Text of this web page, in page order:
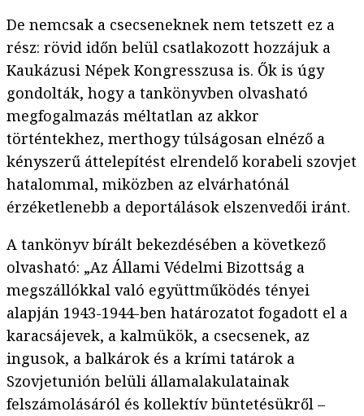
De nemcsak a csecseneknek nem tetszett ez a
rész: rövid időn belül csatlakozott hozzájuk a
Kaukázusi Népek Kongresszusa is. Ők is úgy
gondolták, hogy a tankönyvben olvasható
megfogalmazás méltatlan az akkor
történtekhez, merthogy túlságosan elnéző a
kényszerű áttelepítést elrendelő korabeli szovjet
hatalommal, miközben az elvárhatónál
érzéketlenebb a deportálások elszenvedői iránt.
A tankönyv bírált bekezdésében a következő
olvasható: „Az Állami Védelmi Bizottság a
megszállókkal való együttműködés tényei
alapján 1943-1944-ben határozatot fogadott el a
karacsájevek, a kalmükök, a csecsenek, az
ingusok, a balkárok és a krími tatárok a
Szovjetunión belüli államalakulatainak
felszámolásáról és kollektív büntetésükről –